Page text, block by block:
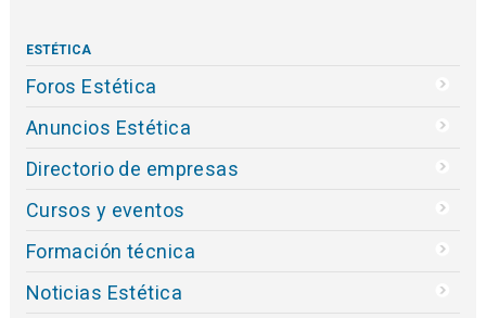
ESTÉTICA
Foros Estética
Anuncios Estética
Directorio de empresas
Cursos y eventos
Formación técnica
Noticias Estética